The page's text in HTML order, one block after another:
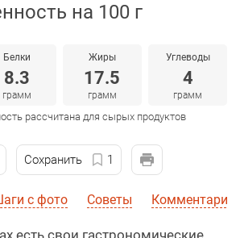
на 100 г
Белки
8.3
грамм
Жиры
17.5
грамм
Углеводы
4
грамм
рассчитана для сырых продуктов
Сохранить 1
с фото Советы Комментарии